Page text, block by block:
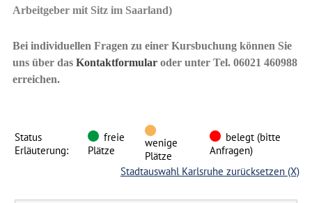
Arbeitgeber mit Sitz im Saarland)
Bei individuellen Fragen zu einer Kursbuchung können Sie
uns über das Kontaktformular oder unter Tel. 06021 460988
erreichen.
Status
Erläuterung:
freie
Plätze
wenige
Plätze
belegt (bitte
Anfragen)
Stadtauswahl Karlsruhe zurücksetzen (X)